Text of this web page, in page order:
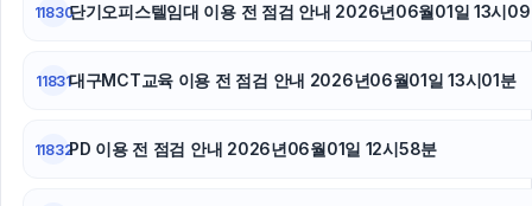
11830단기오피스텔임대 이용 전 점검 안내 2026년06월01일 13시
11831대구MCT교육 이용 전 점검 안내 2026년06월01일 13시01분
11832PD 이용 전 점검 안내 2026년06월01일 12시58분